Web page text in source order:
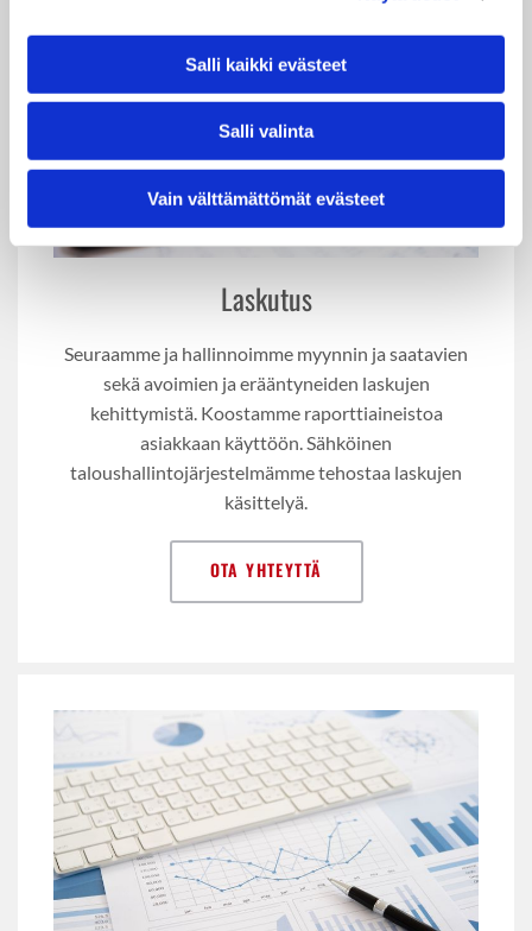
Salli kaikki evästeet
Salli valinta
Vain välttämättömät evästeet
Laskutus
Seuraamme ja hallinnoimme myynnin ja saatavien
sekä avoimien ja erääntyneiden laskujen
kehittymistä. Koostamme raporttiaineistoa
asiakkaan käyttöön. Sähköinen
taloushallintojärjestelmämme tehostaa laskujen
käsittelyä.
OTA YHTEYTTÄ